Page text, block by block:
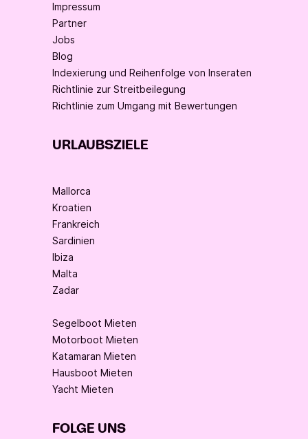
Impressum
Partner
Jobs
Blog
Indexierung und Reihenfolge von Inseraten
Richtlinie zur Streitbeilegung
Richtlinie zum Umgang mit Bewertungen
URLAUBSZIELE
Mallorca
Kroatien
Frankreich
Sardinien
Ibiza
Malta
Zadar
Segelboot Mieten
Motorboot Mieten
Katamaran Mieten
Hausboot Mieten
Yacht Mieten
FOLGE UNS